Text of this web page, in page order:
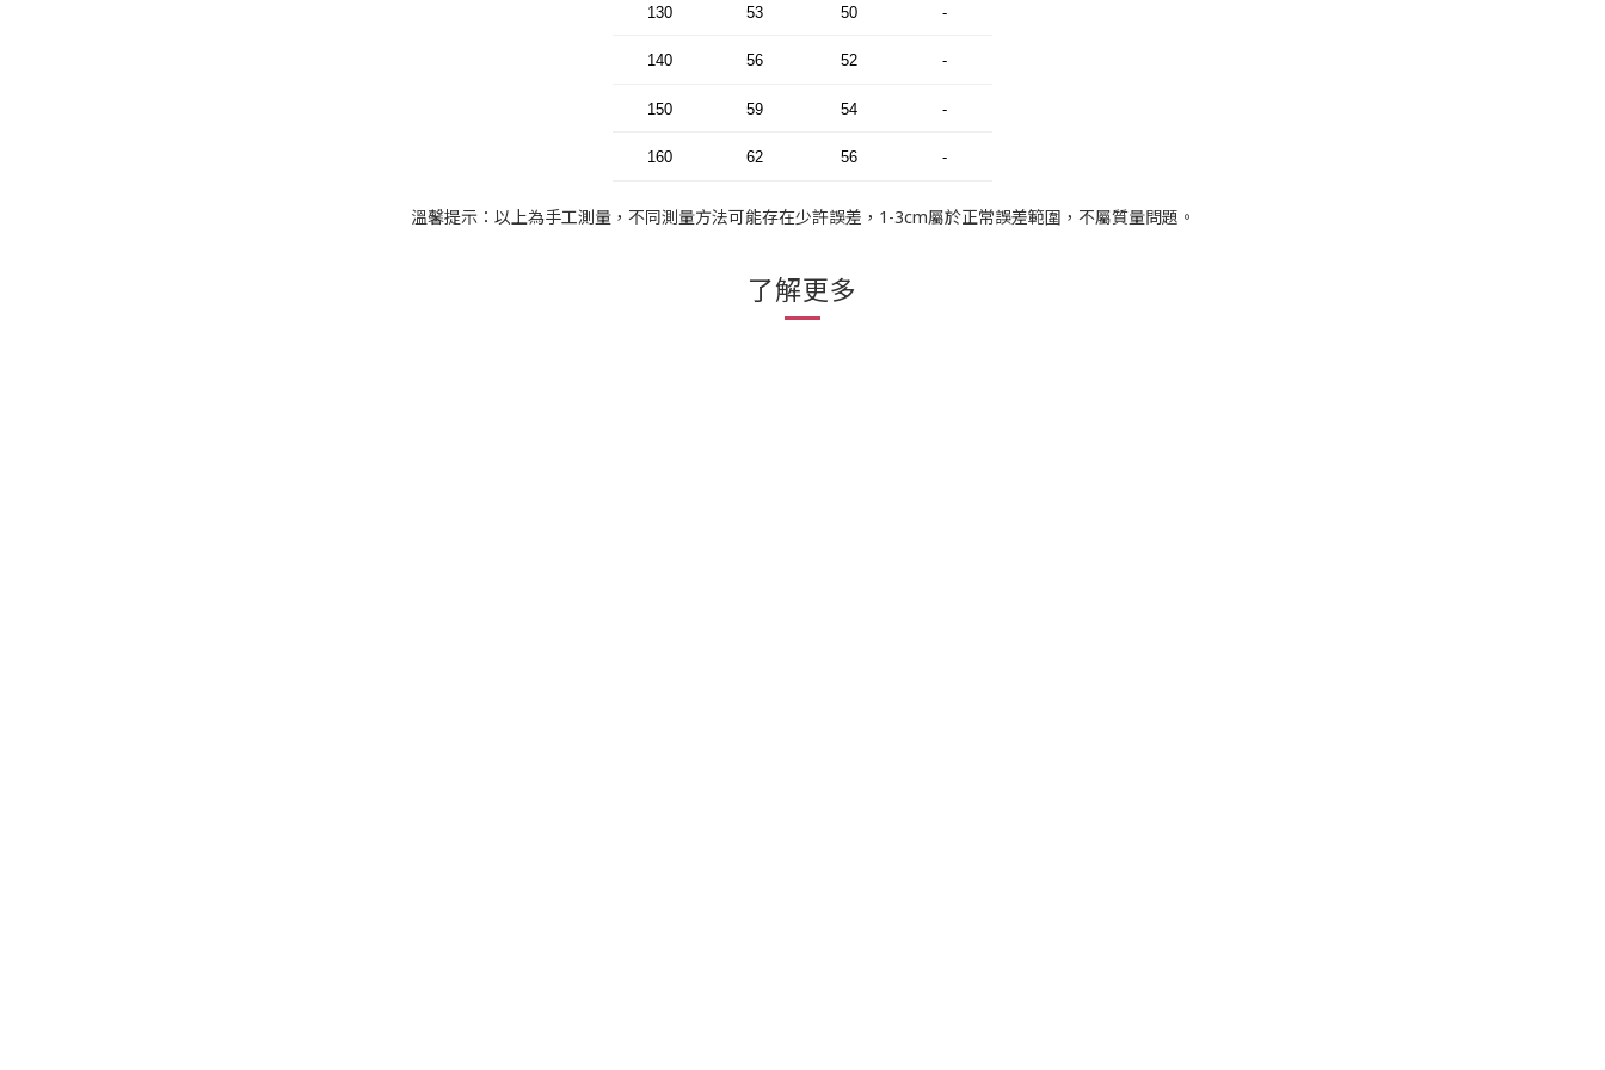
130 53 50 -
140 56 52 -
150 59 54 -
160 62 56 -
溫馨提示：以上為手工測量，不同測量方法可能存在少許誤差，1-3cm屬於正常誤差範圍，不屬質量問題。
了解更多